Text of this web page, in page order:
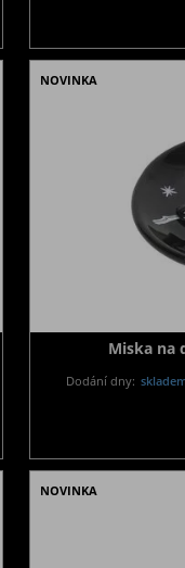
NOVINKA
Miska na
Dodání dny:
NOVINKA